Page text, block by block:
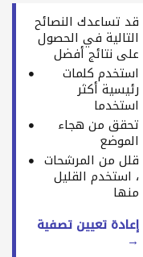
قد تساعدك النصائح
التالية في الحصول
على نتائج أفضل
استخدم كلمات
رئيسية أكثر
استخدما
تحقق من هجاء
الموضع
قلل من المرشحات
، استخدم القليل
منها
إعادة تعيين تصفية
→